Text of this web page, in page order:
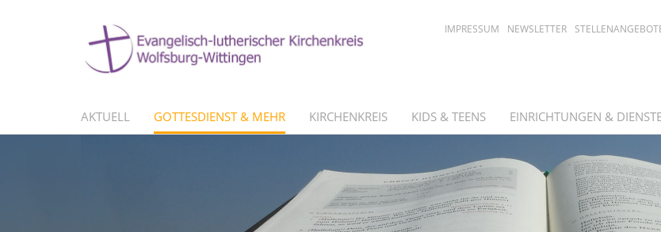
IMPRESSUM NEWSLETTER
AKTUELL GOTTESDIENST & MEHR KIRCHENKREIS KIDS & TEENS EINRICHTUNGEN &